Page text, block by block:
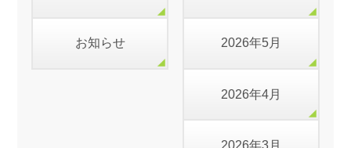
お知らせ 2026年5月
2026年4月
2026年3月